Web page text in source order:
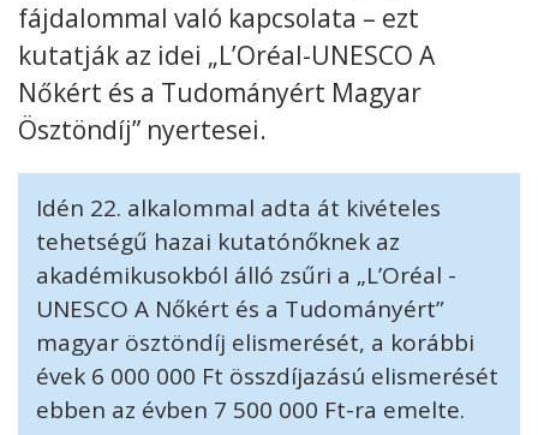
fájdalommal való kapcsolata – ezt
kutatják az idei „L’Oréal-UNESCO A
Nőkért és a Tudományért Magyar
Ösztöndíj” nyertesei.
Idén 22. alkalommal adta át kivételes
tehetségű hazai kutatónőknek az
akadémikusokból álló zsűri a „L’Oréal -
UNESCO A Nőkért és a Tudományért”
magyar ösztöndíj elismerését, a korábbi
évek 6 000 000 Ft összdíjazású elismerését
ebben az évben 7 500 000 Ft-ra emelte.